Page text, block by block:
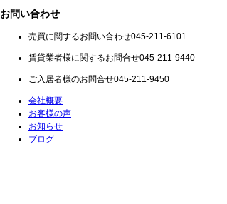
お問い合わせ
売買に関するお問い合わせ045-211-6101
賃貸業者様に関するお問合せ045-211-9440
ご入居者様のお問合せ045-211-9450
会社概要
お客様の声
お知らせ
ブログ